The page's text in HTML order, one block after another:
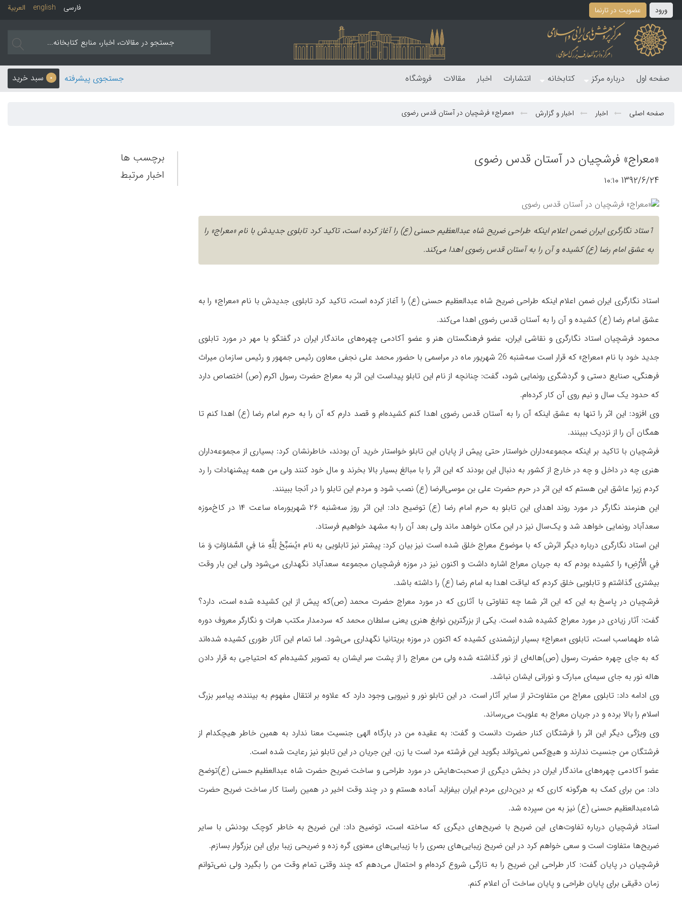
ورود عضویت در تارنما العربیة english فارسی
صفحه اول درباره مرکز کتابخانه انتشارات اخبار مقالات فروشگاه 0 سبد خرید جستجوی پیشرفته
صفحه اصلی اخبار اخبار و گزارش «معراج» فرشچیان در آستان قدس رضوی
«معراج» فرشچیان در آستان قدس رضوی
1392/6/24 ۱۰:۱۰
1ستاد نگارگری ایران ضمن اعلام اینکه طراحی ضریح شاه عبدالعظیم حسنی (ع) را آغاز کرده است، تاکید کرد تابلوی جدیدش با نام «معراج» را
به عشق امام رضا (ع) کشیده و آن را به آستان قدس رضوی اهدا می‌کند.
استاد نگارگری ایران ضمن اعلام اینکه طراحی ضریح شاه عبدالعظیم حسنی (ع) را آغاز کرده است، تاکید کرد تابلوی جدیدش با نام «معراج» را به
عشق امام رضا (ع) کشیده و آن را به آستان قدس رضوی اهدا می‌کند.
محمود فرشچیان استاد نگارگری و نقاشی ایران، عضو فرهنگستان هنر و عضو آکادمی چهره‌های ماندگار ایران در گفتگو با مهر در مورد تابلوی
جدید خود با نام «معراج» که قرار است سه‌شنبه 26 شهریور ماه در مراسمی با حضور محمد علی نجفی معاون رئیس جمهور و رئیس سازمان میراث
فرهنگی، صنایع دستی و گردشگری رونمایی شود، گفت: چنانچه از نام این تابلو پیداست این اثر به معراج حضرت رسول اکرم (ص) اختصاص دارد
که حدود یک سال و نیم روی آن کار کرده‌ام.
وی افزود: این اثر را تنها به عشق اینکه آن را به آستان قدس رضوی اهدا کنم کشیده‌ام و قصد دارم که آن را به حرم امام رضا (ع) اهدا کنم تا
همگان آن را از نزدیک ببینند.
فرشچیان با تاکید بر اینکه مجموعه‌داران خواستار حتی پیش از پایان این تابلو خواستار خرید آن بودند، خاطرنشان کرد: بسیاری از مجموعه‌داران
هنری چه در داخل و چه در خارج از کشور به دنبال این بودند که این اثر را با مبالغ بسیار بالا بخرند و مال خود کنند ولی من همه پیشنهادات را رد
کردم زیرا عاشق این هستم که این اثر در حرم حضرت علی بن موسی‌الرضا (ع) نصب شود و مردم این تابلو را در آنجا ببینند.
این هنرمند نگارگر در مورد روند اهدای این تابلو به حرم امام رضا (ع) توضیح داد: این اثر روز سه‌شنبه ۲۶ شهریورماه ساعت ۱۴ در کاخ‌موزه
سعدآباد رونمایی خواهد شد و یک‌سال نیز در این مکان خواهد ماند ولی بعد آن را به مشهد خواهیم فرستاد.
این استاد نگارگری درباره دیگر اثرش که با موضوع معراج خلق شده است نیز بیان کرد: پیشتر نیز تابلویی به نام «يُسَبِّحُ لِلَّهِ مَا فِي السَّمَاوَاتِ وَ مَا
فِي الْأَرْضِ» را کشیده بودم که به جریان معراج اشاره داشت و اکنون نیز در موزه فرشچیان مجموعه سعدآباد نگهداری می‌شود ولی این بار وقت
بیشتری گذاشتم و تابلویی خلق کردم که لیاقت اهدا به امام رضا (ع) را داشته باشد.
فرشچیان در پاسخ به این که این اثر شما چه تفاوتی با آثاری که در مورد معراج حضرت محمد (ص)‌که پیش از این کشیده شده است، دارد؟
گفت: آثار زیادی در مورد معراج کشیده شده است. یکی از بزرگترین نوابغ هنری یعنی سلطان محمد که سردمدار مکتب هرات و نگارگر معروف دوره
شاه طهماسب است، تابلوی «معراج» بسیار ارزشمندی کشیده که اکنون در موزه بریتانیا نگهداری می‌شود. اما تمام این آثار طوری کشیده شده‌اند
که به جای چهره حضرت رسول (ص)‌هاله‌ای از نور گذاشته شده ولی من معراج را از پشت سر ایشان به تصویر کشیده‌ام که احتیاجی به قرار دادن
هاله نور به جای سیمای مبارک و نورانی ایشان نباشد.
وی ادامه داد: تابلوی معراج من متفاوت‌تر از سایر آثار است. در این تابلو نور و نیرویی وجود دارد که علاوه بر انتقال مفهوم به بیننده، پیامبر بزرگ
اسلام را بالا برده و در جریان معراج به علویت می‌رساند.
وی ویژگی دیگر این اثر را فرشتگان کنار حضرت دانست و گفت: به عقیده من در بارگاه الهی جنسیت معنا ندارد به همین خاطر هیچکدام از
فرشتگان من جنسیت ندارند و هیچ‌کس نمی‌تواند بگوید این فرشته مرد است یا زن. این جریان در این تابلو نیز رعایت شده است.
عضو آکادمی چهره‌های ماندگار ایران در بخش دیگری از صحبت‌هایش در مورد طراحی و ساخت ضریح حضرت شاه عبدالعظیم حسنی (ع)‌توضح
داد: من برای کمک به هرگونه کاری که بر دین‌داری مردم ایران بیفزاید آماده هستم و در چند وقت اخیر در همین راستا کار ساخت ضریح حضرت
شاه‌عبدالعظیم حسنی (ع) نیز به من سپرده شد.
استاد فرشچیان درباره تفاوت‌های این ضریح با ضریح‌های دیگری که ساخته‌ است، توضیح داد: این ضریح به خاطر کوچک بودنش با سایر
ضریح‌ها متفاوت است و سعی خواهم کرد در این ضریح زیبایی‌های ‌بصری را با زیبایی‌های معنوی گره زده و ضریحی زیبا برای این بزرگوار بسازم.
فرشچیان در پایان گفت: کار طراحی این ضریح را به تازگی شروع کرده‌ام و احتمال می‌دهم که چند وقتی تمام وقت من را بگیرد ولی نمی‌توانم
زمان دقیقی برای پایان طراحی و پایان ساخت آن اعلام کنم.
برچسب ها
اخبار مرتبط